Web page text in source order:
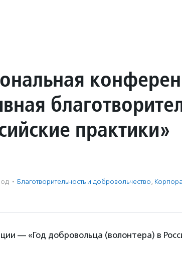
практики»
· Благотвори­тель­ность и доброволь­чест­во,
— «Год добровольца (волонтера) в